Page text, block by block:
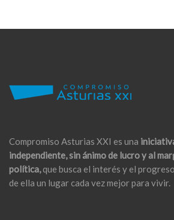
Compromiso Asturias XXI es una
independiente, sin ánimo de lucro y al
política,que busca el interés y el
de ella un lugar cada vez mejor para vivir.